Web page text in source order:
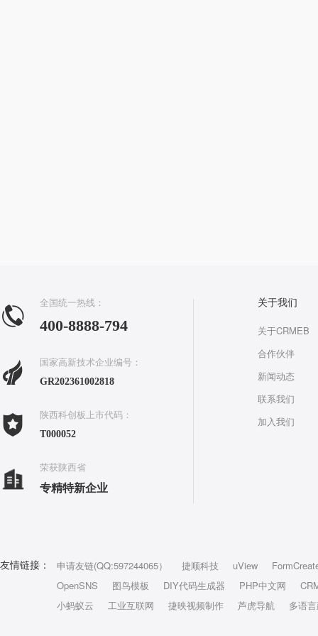
全国统一热线：
400-8888-794
国家高新技术企业编号：
GR202361002818
陕西科创板上市代码：
T000052
荣获陕西省
专精特新企业
关于我们
关于CRMEB
合作伙伴
新闻动态
联系我们
加入我们
友情链接： 申请友链(QQ:597244065） 捷顺科技 uView
OpenSNS
图鸟模板 DIY代码生成器 PHP中文网
小蚂蚁云
工业互联网 捷映视频制作 芦虎导航 多语